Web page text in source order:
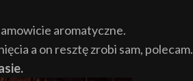
aromatyczne.
a on resztę zrobi sam, polecam.